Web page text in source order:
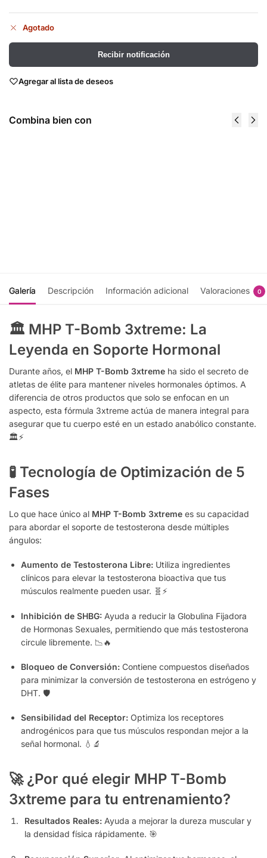
Agotado
Recibir notificación
Agregar al lista de deseos
Combina bien con
Galería Descripción Información adicional Valoraciones 0
🏛️ MHP T-Bomb 3xtreme: La
Leyenda en Soporte Hormonal
Durante años, el MHP T-Bomb 3xtreme ha sido el secreto de
atletas de élite para mantener niveles hormonales óptimos. A
diferencia de otros productos que solo se enfocan en un
aspecto, esta fórmula 3xtreme actúa de manera integral para
asegurar que tu cuerpo esté en un estado anabólico constante.
🏛️⚡
🧪 Tecnología de Optimización de 5
Fases
Lo que hace único al MHP T-Bomb 3xtreme es su capacidad
para abordar el soporte de testosterona desde múltiples
ángulos:
Aumento de Testosterona Libre: Utiliza ingredientes
clínicos para elevar la testosterona bioactiva que tus
músculos realmente pueden usar. 🧬⚡
Inhibición de SHBG: Ayuda a reducir la Globulina Fijadora
de Hormonas Sexuales, permitiendo que más testosterona
circule libremente. 📉🔥
Bloqueo de Conversión: Contiene compuestos diseñados
para minimizar la conversión de testosterona en estrógeno y
DHT. 🛡️
Sensibilidad del Receptor: Optimiza los receptores
androgénicos para que tus músculos respondan mejor a la
señal hormonal. 💧🔬
🚀 ¿Por qué elegir MHP T-Bomb
3xtreme para tu entrenamiento?
Resultados Reales: Ayuda a mejorar la dureza muscular y
la densidad física rápidamente. 🎯